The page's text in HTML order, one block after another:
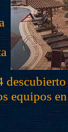
equipos